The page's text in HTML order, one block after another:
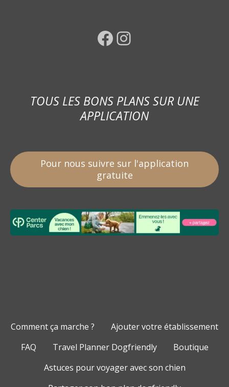
Facebook Instagram
TOUS LES BONS PLANS SUR UNE
APPLICATION
Pour nous suivre sur l'application
gratuite
Comment ça marche ?
Ajouter votre établissement
FAQ
Travel Planner Dogfriendly
Boutique
Astuces pour voyager avec son chien